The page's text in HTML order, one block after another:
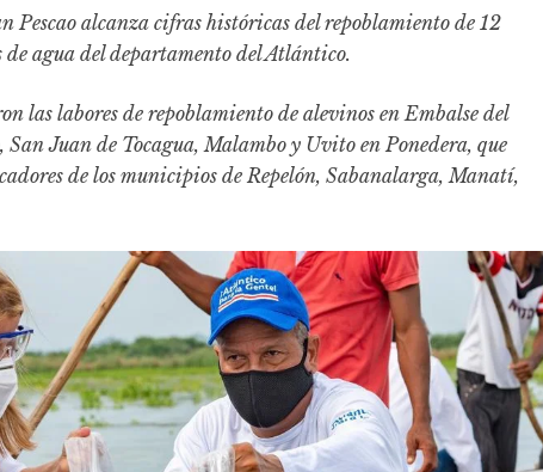
Pescao alcanza cifras históricas del repoblamiento de 12
de agua del departamento del Atlántico.
las labores de repoblamiento de alevinos en Embalse del
Juan de Tocagua, Malambo y Uvito en Ponedera, que
de los municipios de Repelón, Sabanalarga, Manatí,